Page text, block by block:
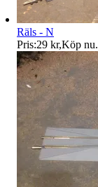
Räls - N
Pris:29 kr,Köp nu.